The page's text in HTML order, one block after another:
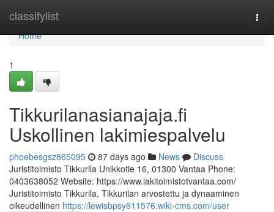
classifylist
Home
Home
1
Tikkurilanasianajaja.fi
Uskollinen lakimiespalvelu
phoebesgsz865095 87 days ago News
Discuss
Juristitoimisto Tikkurila Unikkotie 16, 01300 Vantaa Phone:
0403638052 Website: https://www.lakitoimistotvantaa.com/
Juristitoimisto Tikkurila, Tikkurilan arvostettu ja dynaaminen
oikeudellinen https://lewisbpsy611576.wiki-cms.com/user